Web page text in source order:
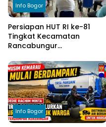
Info Bogor
Persiapan HUT RI ke-81
Tingkat Kecamatan
Rancabungur
Cimulang, Libatkan Seluruh
Elemen Masyarakat
Info Bogor